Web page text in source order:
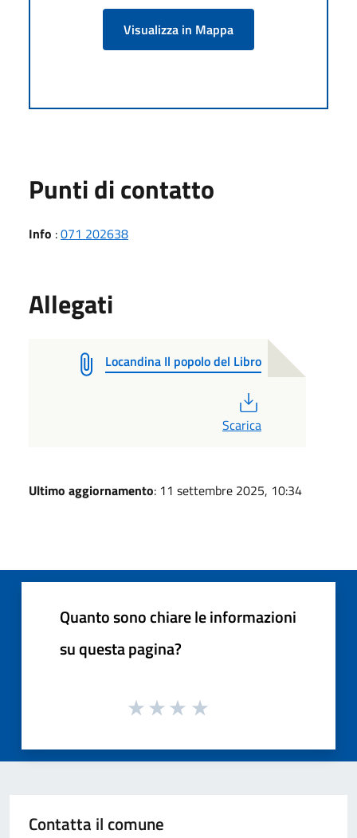
Visualizza in Mappa
Punti di contatto
Info :071 202638
Allegati
Locandina Il popolo del Libro
Scarica
Ultimo aggiornamento: 11 settembre 2025, 10:34
Quanto sono chiare le informazioni
su questa pagina?
Contatta il comune